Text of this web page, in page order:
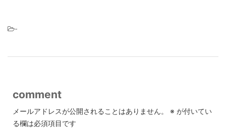
-
comment
メールアドレスが公開されることはありません。 ※ が付いてい
る欄は必須項目です